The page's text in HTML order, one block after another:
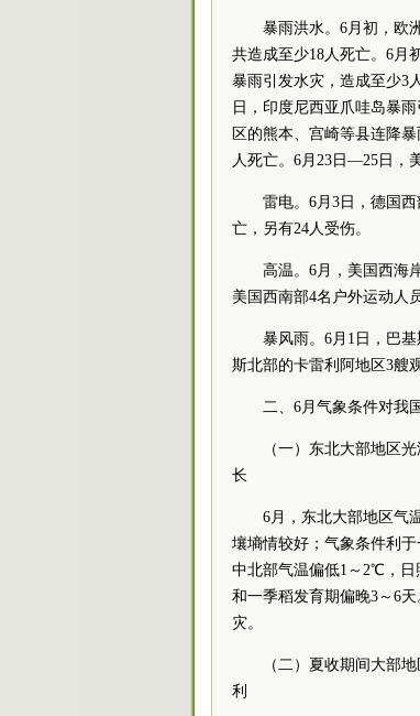
暴雨洪水。6月初，欧
共造成至少18人死亡。6月
暴雨引发水灾，造成至少3
日，印度尼西亚爪哇岛暴
区的熊本、宫崎等县连降
人死亡。6月23日—25日，
雷电。6月3日，德国
亡，另有24人受伤。
高温。6月，美国西海
美国西南部4名户外运动人
暴风雨。6月1日，巴
斯北部的卡雷利阿地区3艘
二、6月气象条件对我
（一）东北大部地区
长
6月，东北大部地区气
壤墒情较好；气象条件利
中北部气温偏低1～2℃，日
和一季稻发育期偏晚3～6
灾。
（二）夏收期间大部
利